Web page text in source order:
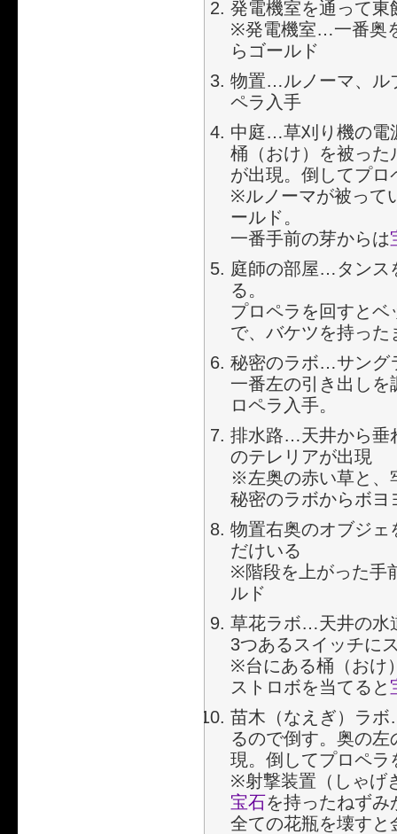
発電機室を通って東
※発電機室…一番奥
らゴールド
物置…ルノーマ、ル
ペラ入手
中庭…草刈り機の電
桶（おけ）を被った
が出現。倒してプロ
※ルノーマが被って
ールド。
一番手前の芽からは
庭師の部屋…タンス
る。
プロペラを回すと
で、バケツを持っ
秘密のラボ…サング
一番左の引き出し
ロペラ入手。
排水路…天井から垂
のテレリアが出現
※左奥の赤い草と、
秘密のラボからボヨ
物置右奥のオブジェ
だけいる
※階段を上がった手
ルド
草花ラボ…天井の水
3つあるスイッチに
※台にある桶（おけ
ストロボを当てると
苗木（なえぎ）ラ
るので倒す。奥の
現。倒してプロペラ
※射撃装置（しゃげ
宝石を持ったねず
全ての花瓶を壊すと